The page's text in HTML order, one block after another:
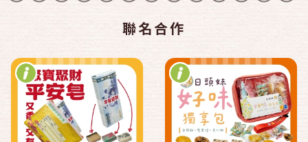
聯名合作